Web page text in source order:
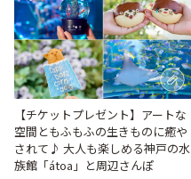
【チケットプレゼント】アートな
空間ともふもふの生きものに癒や
されて♪ 大人も楽しめる神戸の水
族館「átoa」と周辺さんぽ